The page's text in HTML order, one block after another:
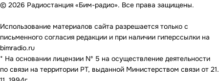
© 2026 Радиостанция «Бим-радио». Все права защищены.
Использование материалов сайта разрешается только с
письменного согласия редакции и при наличии гиперссылки на
bimradio.ru
* На основании лицензии Nº 5 на осуществление деятельности
по связи на территории РТ, выданной Министерством связи от 21.